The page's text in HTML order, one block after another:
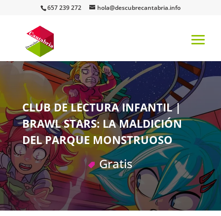
657 239 272 hola@descubrecantabria.info
CLUB DE LECTURA INFANTIL |
BRAWL STARS: LA MALDICIÓN
DEL PARQUE MONSTRUOSO
Gratis